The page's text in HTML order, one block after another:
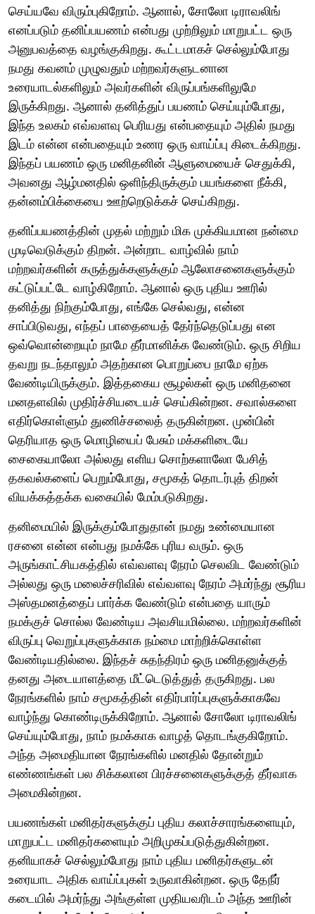
செய்யவே விரும்புகிறோம். ஆனால், சோலோ டிராவலிங்
எனப்படும் தனிப்பயணம் என்பது முற்றிலும் மாறுபட்ட ஒரு
அனுபவத்தை வழங்குகிறது. கூட்டமாகச் செல்லும்போது
நமது கவனம் முழுவதும் மற்றவர்களுடனான
உரையாடல்களிலும் அவர்களின் விருப்பங்களிலுமே
இருக்கிறது. ஆனால் தனித்துப் பயணம் செய்யும்போது,
இந்த உலகம் எவ்வளவு பெரியது என்பதையும் அதில் நமது
இடம் என்ன என்பதையும் உணர ஒரு வாய்ப்பு கிடைக்கிறது.
இந்தப் பயணம் ஒரு மனிதனின் ஆளுமையைச் செதுக்கி,
அவனது ஆழ்மனதில் ஒளிந்திருக்கும் பயங்களை நீக்கி,
தன்னம்பிக்கையை ஊற்றெடுக்கச் செய்கிறது.
தனிப்பயணத்தின் முதல் மற்றும் மிக முக்கியமான நன்மை
முடிவெடுக்கும் திறன். அன்றாட வாழ்வில் நாம்
மற்றவர்களின் கருத்துக்களுக்கும் ஆலோசனைகளுக்கும்
கட்டுப்பட்டே வாழ்கிறோம். ஆனால் ஒரு புதிய ஊரில்
தனித்து நிற்கும்போது, எங்கே செல்வது, என்ன
சாப்பிடுவது, எந்தப் பாதையைத் தேர்ந்தெடுப்பது என
ஒவ்வொன்றையும் நாமே தீர்மானிக்க வேண்டும். ஒரு சிறிய
தவறு நடந்தாலும் அதற்கான பொறுப்பை நாமே ஏற்க
வேண்டியிருக்கும். இத்தகைய சூழல்கள் ஒரு மனிதனை
மனதளவில் முதிர்ச்சியடையச் செய்கின்றன. சவால்களை
எதிர்கொள்ளும் துணிச்சலைத் தருகின்றன. முன்பின்
தெரியாத ஒரு மொழியைப் பேசும் மக்களிடையே
சைகையாலோ அல்லது எளிய சொற்களாலோ பேசித்
தகவல்களைப் பெறும்போது, சமூகத் தொடர்புத் திறன்
வியக்கத்தக்க வகையில் மேம்படுகிறது.
தனிமையில் இருக்கும்போதுதான் நமது உண்மையான
ரசனை என்ன என்பது நமக்கே புரிய வரும். ஒரு
அருங்காட்சியகத்தில் எவ்வளவு நேரம் செலவிட வேண்டும்
அல்லது ஒரு மலைச்சரிவில் எவ்வளவு நேரம் அமர்ந்து சூரிய
அஸ்தமனத்தைப் பார்க்க வேண்டும் என்பதை யாரும்
நமக்குச் சொல்ல வேண்டிய அவசியமில்லை. மற்றவர்களின்
விருப்பு வெறுப்புகளுக்காக நம்மை மாற்றிக்கொள்ள
வேண்டியதில்லை. இந்தச் சுதந்திரம் ஒரு மனிதனுக்குத்
தனது அடையாளத்தை மீட்டெடுத்துத் தருகிறது. பல
நேரங்களில் நாம் சமூகத்தின் எதிர்பார்ப்புகளுக்காகவே
வாழ்ந்து கொண்டிருக்கிறோம். ஆனால் சோலோ டிராவலிங்
செய்யும்போது, நாம் நமக்காக வாழத் தொடங்குகிறோம்.
அந்த அமைதியான நேரங்களில் மனதில் தோன்றும்
எண்ணங்கள் பல சிக்கலான பிரச்சனைகளுக்குத் தீர்வாக
அமைகின்றன.
பயணங்கள் மனிதர்களுக்குப் புதிய கலாச்சாரங்களையும்,
மாறுபட்ட மனிதர்களையும் அறிமுகப்படுத்துகின்றன.
தனியாகச் செல்லும்போது நாம் புதிய மனிதர்களுடன்
உரையாட அதிக வாய்ப்புகள் உருவாகின்றன. ஒரு தேநீர்
கடையில் அமர்ந்து அங்குள்ள முதியவரிடம் அந்த ஊரின்